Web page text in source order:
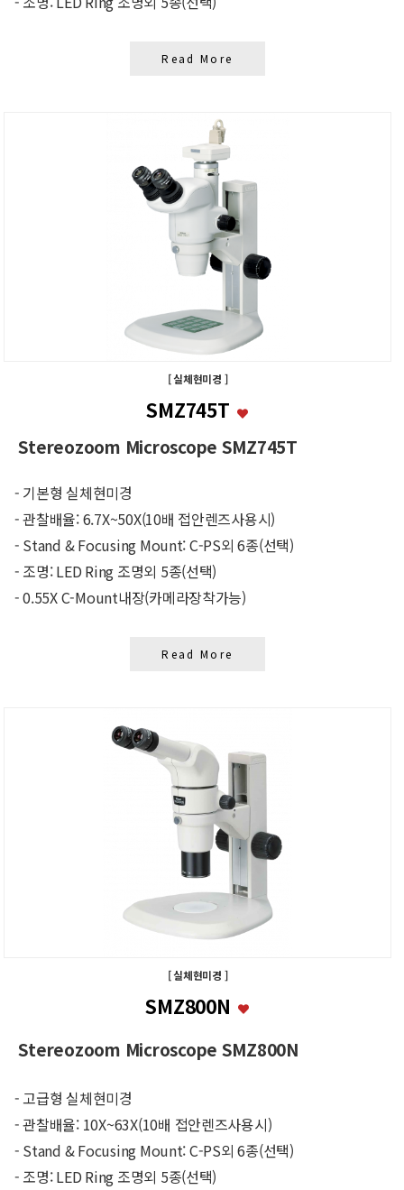
Read More
[ 실체현미경 ]
SMZ745T
Stereozoom Microscope SMZ745T
- 기본형 실체현미경
- 관찰배율: 6.7X~50X(10배 접안렌즈사용시)
- Stand & Focusing Mount: C-PS외 6종(선택)
- 조명: LED Ring 조명외 5종(선택)
- 0.55X C-Mount내장(카메라장착가능)
Read More
[ 실체현미경 ]
SMZ800N
Stereozoom Microscope SMZ800N
- 고급형 실체현미경
- 관찰배율: 10X~63X(10배 접안렌즈사용시)
- Stand & Focusing Mount: C-PS외 6종(선택)
- 조명: LED Ring 조명외 5종(선택)